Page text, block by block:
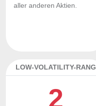
aller anderen Aktien.
LOW-VOLATILITY-RANG
2